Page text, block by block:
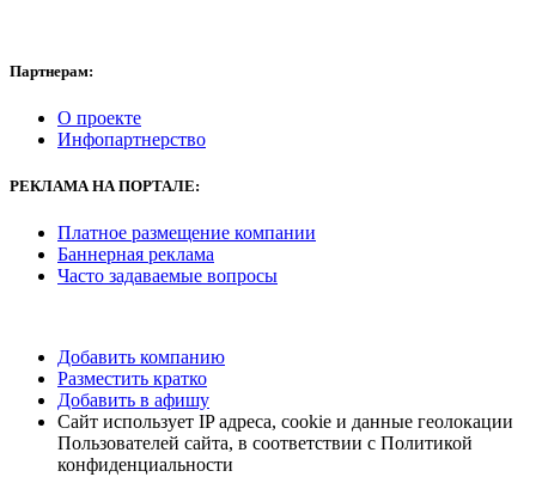
Партнерам:
О проекте
Инфопартнерство
РЕКЛАМА НА ПОРТАЛЕ:
Платное размещение компании
Баннерная реклама
Часто задаваемые вопросы
Добавить компанию
Разместить кратко
Добавить в афишу
Сайт использует IP адреса, cookie и данные геолокации
Пользователей сайта, в соответствии с Политикой
конфиденциальности